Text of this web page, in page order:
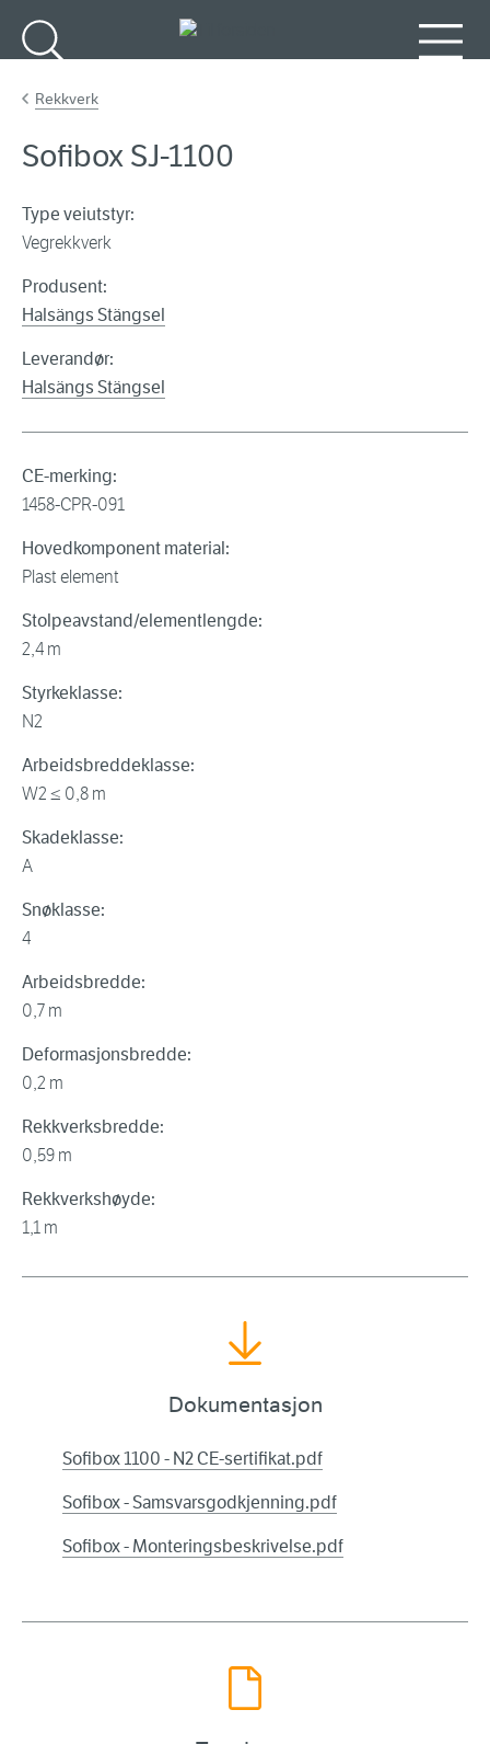
Rekkverk
Sofibox SJ-1100
Type veiutstyr:
Vegrekkverk
Produsent:
Halsängs Stängsel
Leverandør:
Halsängs Stängsel
CE-merking:
1458-CPR-091
Hovedkomponent material:
Plast element
Stolpeavstand/elementlengde:
2,4 m
Styrkeklasse:
N2
Arbeidsbreddeklasse:
W2 ≤ 0,8 m
Skadeklasse:
A
Snøklasse:
4
Arbeidsbredde:
0,7 m
Deformasjonsbredde:
0,2 m
Rekkverksbredde:
0,59 m
Rekkverkshøyde:
1,1 m
Dokumentasjon
Sofibox 1100 - N2 CE-sertifikat.pdf
Sofibox - Samsvarsgodkjenning.pdf
Sofibox - Monteringsbeskrivelse.pdf